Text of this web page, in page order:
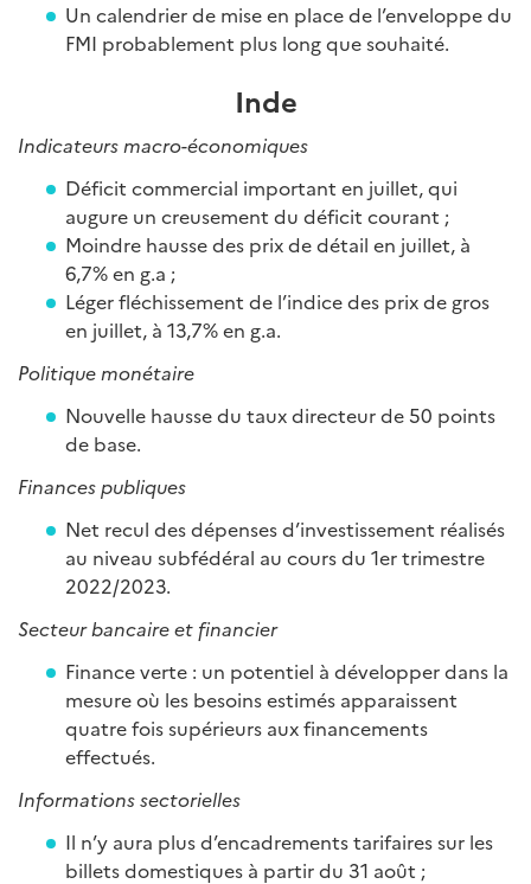
Un calendrier de mise en place de l’enveloppe du
FMI probablement plus long que souhaité.
Inde
Indicateurs macro-économiques
Déficit commercial important en juillet, qui
augure un creusement du déficit courant ;
Moindre hausse des prix de détail en juillet, à
6,7% en g.a ;
Léger fléchissement de l’indice des prix de gros
en juillet, à 13,7% en g.a.
Politique monétaire
Nouvelle hausse du taux directeur de 50 points
de base.
Finances publiques
Net recul des dépenses d’investissement réalisés
au niveau subfédéral au cours du 1er trimestre
2022/2023.
Secteur bancaire et financier
Finance verte : un potentiel à développer dans la
mesure où les besoins estimés apparaissent
quatre fois supérieurs aux financements
effectués.
Informations sectorielles
Il n’y aura plus d’encadrements tarifaires sur les
billets domestiques à partir du 31 août ;